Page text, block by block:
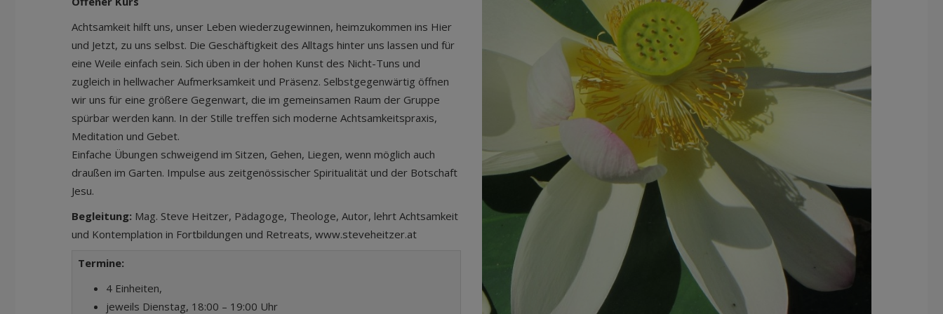
Achtsamkeit hilft uns, unser Leben wiederzugewinnen, heimzukommen ins Hier
und Jetzt, zu uns selbst. Die Geschäftigkeit des Alltags hinter uns lassen und für
eine Weile einfach sein. Sich üben in der hohen Kunst des Nicht-Tuns und
zugleich in hellwacher Aufmerksamkeit und Präsenz. Selbstgegenwärtig öffnen
wir uns für eine größere Gegenwart, die im gemeinsamen Raum der Gruppe
spürbar werden kann. In der Stille treffen sich moderne Achtsamkeitspraxis,
Meditation und Gebet.
Einfache Übungen schweigend im Sitzen, Gehen, Liegen, wenn möglich auch
draußen im Garten. Impulse aus zeitgenössischer Spiritualität und der Botschaft
Jesu.
Begleitung: Mag. Steve Heitzer, Pädagoge, Theologe, Autor, lehrt Achtsamkeit
und Kontemplation in Fortbildungen und Retreats, www.steveheitzer.at
Termine:
4 Einheiten,
jeweils Dienstag, 18:00 – 19:00 Uhr